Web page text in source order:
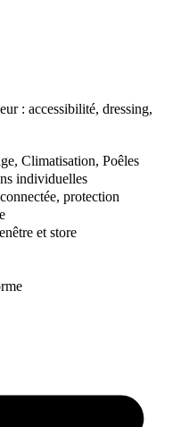
: accessibilité, dressing,
Climatisation, Poêles
individuelles
protection
et store